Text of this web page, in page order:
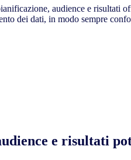
audience e risultati
dei dati, in modo sempre
e risultati